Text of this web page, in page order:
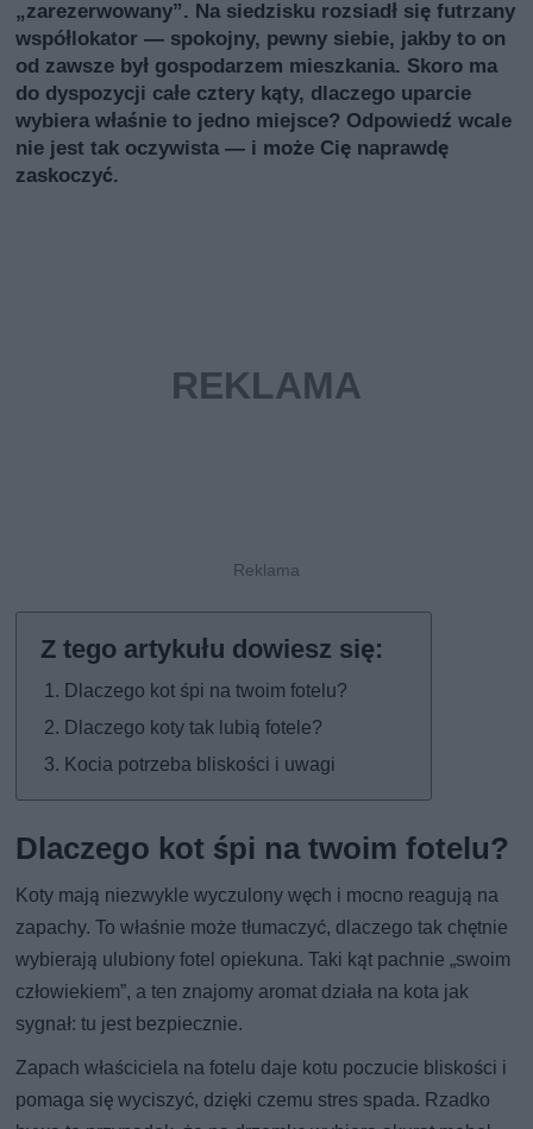
„zarezerwowany”. Na siedzisku rozsiadł się futrzany
współlokator — spokojny, pewny siebie, jakby to on
od zawsze był gospodarzem mieszkania. Skoro ma
do dyspozycji całe cztery kąty, dlaczego uparcie
wybiera właśnie to jedno miejsce? Odpowiedź wcale
nie jest tak oczywista — i może Cię naprawdę
zaskoczyć.
Dlaczego kot śpi na twoim fotelu?
Dlaczego koty tak lubią fotele?
Kocia potrzeba bliskości i uwagi
Dlaczego kot śpi na twoim fotelu?
Koty mają niezwykle wyczulony węch i mocno reagują na
zapachy. To właśnie może tłumaczyć, dlaczego tak chętnie
wybierają ulubiony fotel opiekuna. Taki kąt pachnie „swoim
człowiekiem”, a ten znajomy aromat działa na kota jak
sygnał: tu jest bezpiecznie.
Zapach właściciela na fotelu daje kotu poczucie bliskości i
pomaga się wyciszyć, dzięki czemu stres spada. Rzadko